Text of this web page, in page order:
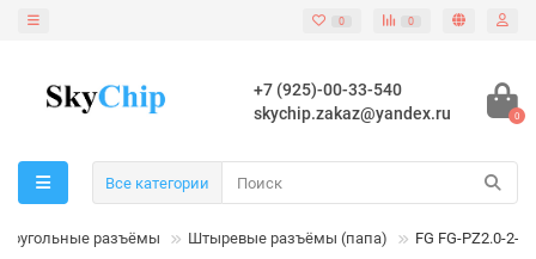
0 0
+7 (925)-00-33-540
skychip.zakaz@yandex.ru
0
Все категории
разъёмы Штыревые разъёмы (папа) FG FG-PZ2.0-2-